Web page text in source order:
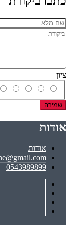
ציון
שמירה
אודות
אודות
0543989899